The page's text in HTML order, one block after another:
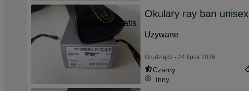
Dostawa gratis
Okulary ray ban unisex
Używane
Grudziądz - 24 lipca 2026
Czarny
Inny